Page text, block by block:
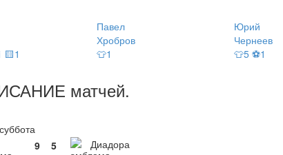
🟨1
Павел
Хробров
👕1
Юрий
Чернеев
👕5 ⚽1
матчей.
9 5
Диадора